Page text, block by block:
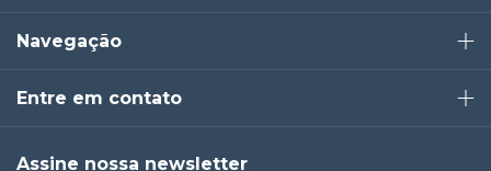
Navegação
Entre em contato
Assine nossa newsletter